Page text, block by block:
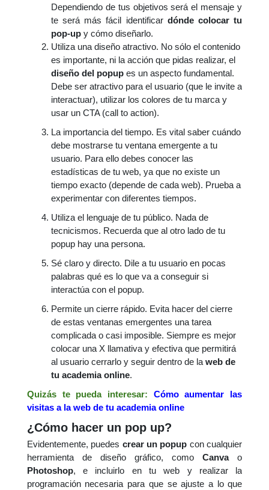
Dependiendo de tus objetivos será el mensaje y
te será más fácil identificar dónde colocar tu
pop-upy cómo diseñarlo.
Utiliza una diseño atractivo. No sólo el contenido
es importante, ni la acción que pidas realizar, el
diseño del popupes un aspecto fundamental.
Debe ser atractivo para el usuario (que le invite a
interactuar), utilizar los colores de tu marca y
usar un CTA (call to action).
La importancia del tiempo. Es vital saber cuándo
debe mostrarse tu ventana emergente a tu
usuario. Para ello debes conocer las
estadísticas de tu web, ya que no existe un
tiempo exacto (depende de cada web). Prueba a
experimentar con diferentes tiempos.
Utiliza el lenguaje de tu público. Nada de
tecnicismos. Recuerda que al otro lado de tu
popup hay una persona.
Sé claro y directo. Dile a tu usuario en pocas
palabras qué es lo que va a conseguir si
interactúa con el popup.
Permite un cierre rápido. Evita hacer del cierre
de estas ventanas emergentes una tarea
complicada o casi imposible. Siempre es mejor
colocar una X llamativa y efectiva que permitirá
al usuario cerrarlo y seguir dentro de la web de
tu academia online.
Quizás te pueda interesar:
Cómo aumentar las
visitas a la web de tu academia online
¿Cómo hacer un pop up?
Evidentemente, puedes crear un popup con cualquier
herramienta de diseño gráfico, comoCanvao
Photoshop, e incluirlo en tu web y realizar la
programación necesaria para que se ajuste a lo que